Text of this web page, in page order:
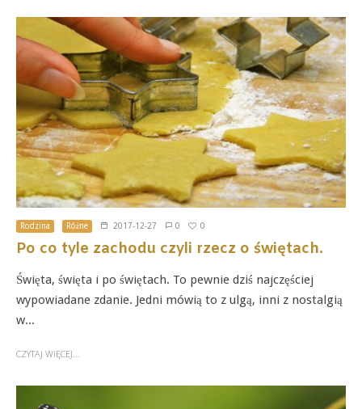
Rodzina Różne 2017-12-27 0 0
Po co tyle zachodu czyli rzecz o świętach.
Święta, święta i po świętach. To pewnie dziś najczęściej
wypowiadane zdanie. Jedni mówią to z ulgą, inni z nostalgią
w...
CZYTAJ WIĘCEJ...